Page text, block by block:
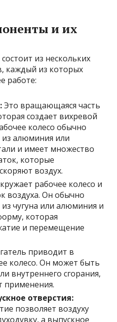
и их
из нескольких
каждый из которых
работе:
Это вращающаяся часть
создает вихревой
колесо обычно
из алюминия или
и имеет множество
которые
воздух.
рабочее колесо и
воздуха. Он обычно
из чугуна или алюминия и
которая
и перемещение
приводит в
колесо. Он может быть
внутреннего сгорания,
применения.
отверстия:
позволяет воздуху
а выпускное